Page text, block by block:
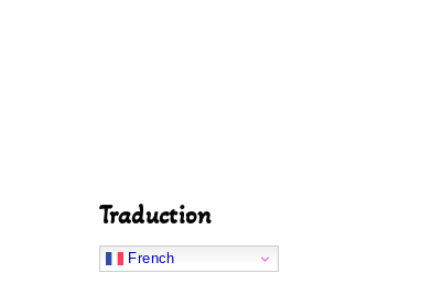
Traduction
French